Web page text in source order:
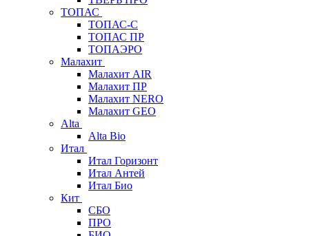
ТОПАС
ТОПАС-С
ТОПАС ПР
ТОПАЭРО
Малахит
Малахит AIR
Малахит ПР
Малахит NERO
Малахит GEO
Alta
Alta Bio
Итал
Итал Горизонт
Итал Антей
Итал Био
Кит
СБО
ПРО